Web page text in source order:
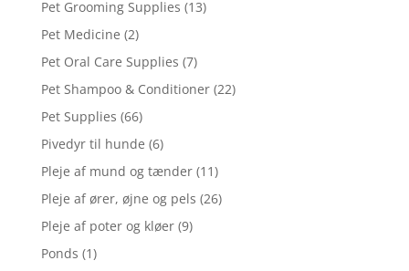
Pet Grooming Supplies (13)
Pet Medicine (2)
Pet Oral Care Supplies (7)
Pet Shampoo & Conditioner (22)
Pet Supplies (66)
Pivedyr til hunde (6)
Pleje af mund og tænder (11)
Pleje af ører, øjne og pels (26)
Pleje af poter og kløer (9)
Ponds (1)